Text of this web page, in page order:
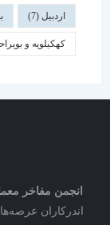
بوشهر
کهکیلویه و بویراحمد(3)
مفاخر معماری
عرصه‌های